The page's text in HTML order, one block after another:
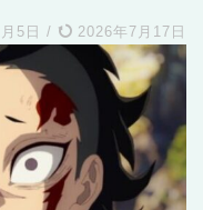
5日 / 2026年7月17日